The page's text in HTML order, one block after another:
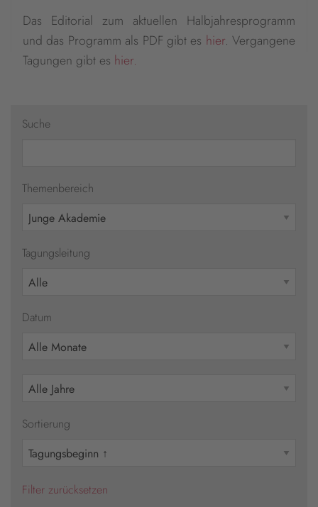
Das Editorial zum aktuellen Halbjahresprogramm
und das Programm als PDF gibt es hier. Vergangene
Tagungen gibt es hier.
Suche
Themenbereich
Tagungsleitung
Datum
Sortierung
Filter zurücksetzen